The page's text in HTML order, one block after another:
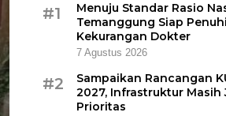
#1
Menuju Standar Rasio
Temanggung Siap Penuhi
Kekurangan Dokter
7 Agustus 2026
#2
Sampaikan Rancangan
2027, Infrastruktur Masih
Prioritas